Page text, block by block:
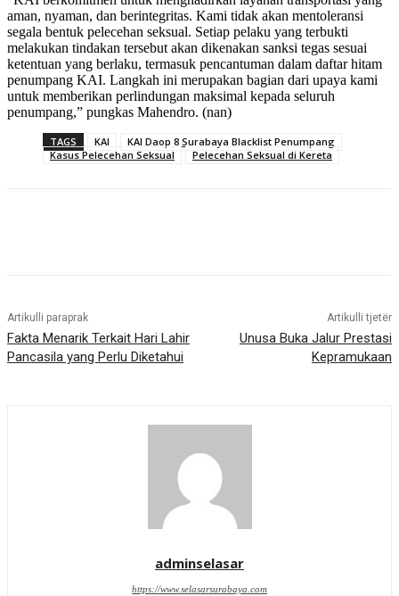
aman, nyaman, dan berintegritas. Kami tidak akan mentoleransi
segala bentuk pelecehan seksual. Setiap pelaku yang terbukti
melakukan tindakan tersebut akan dikenakan sanksi tegas sesuai
ketentuan yang berlaku, termasuk pencantuman dalam daftar hitam
penumpang KAI. Langkah ini merupakan bagian dari upaya kami
untuk memberikan perlindungan maksimal kepada seluruh
penumpang,” pungkas Mahendro. (nan)
TAGS KAI
KAI Daop 8 Surabaya Blacklist Penumpang
Kasus Pelecehan Seksual
Pelecehan Seksual di Kereta
Artikulli paraprak
Fakta Menarik Terkait Hari Lahir
Pancasila yang Perlu Diketahui
Artikulli tjetër
Unusa Buka Jalur Prestasi
Kepramukaan
adminselasar
https://www.selasarsurabaya.com